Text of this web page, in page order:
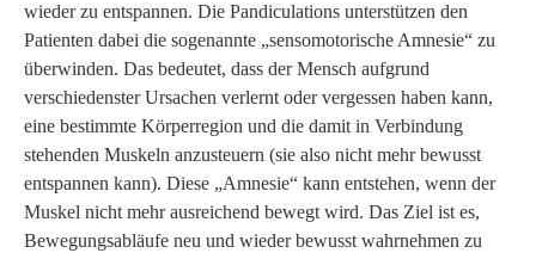
wieder zu entspannen. Die Pandiculations unterstützen den
Patienten dabei die sogenannte „sensomotorische Amnesie“ zu
überwinden. Das bedeutet, dass der Mensch aufgrund
verschiedenster Ursachen verlernt oder vergessen haben kann,
eine bestimmte Körperregion und die damit in Verbindung
stehenden Muskeln anzusteuern (sie also nicht mehr bewusst
entspannen kann). Diese „Amnesie“ kann entstehen, wenn der
Muskel nicht mehr ausreichend bewegt wird. Das Ziel ist es,
Bewegungsabläufe neu und wieder bewusst wahrnehmen zu